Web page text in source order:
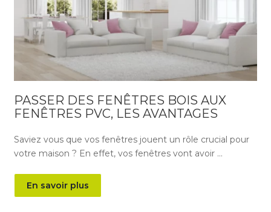
PASSER DES FENÊTRES BOIS AUX
FENÊTRES PVC, LES AVANTAGES
Saviez vous que vos fenêtres jouent un rôle crucial pour
votre maison ? En effet, vos fenêtres vont avoir …
En savoir plus